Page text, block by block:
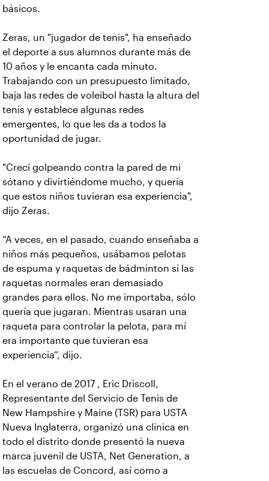
básicos.
Zeras, un "jugador de tenis", ha enseñado
el deporte a sus alumnos durante más de
10 años y le encanta cada minuto.
Trabajando con un presupuesto limitado,
baja las redes de voleibol hasta la altura del
tenis y establece algunas redes
emergentes, lo que les da a todos la
oportunidad de jugar.
"Crecí golpeando contra la pared de mi
sótano y divirtiéndome mucho, y quería
que estos niños tuvieran esa experiencia",
dijo Zeras.
“A veces, en el pasado, cuando enseñaba a
niños más pequeños, usábamos pelotas
de espuma y raquetas de bádminton si las
raquetas normales eran demasiado
grandes para ellos. No me importaba, sólo
quería que jugaran. Mientras usaran una
raqueta para controlar la pelota, para mí
era importante que tuvieran esa
experiencia”, dijo.
En el verano de 2017 , Eric Driscoll,
Representante del Servicio de Tenis de
New Hampshire y Maine (TSR) para USTA
Nueva Inglaterra, organizó una clínica en
todo el distrito donde presentó la nueva
marca juvenil de USTA, Net Generation, a
las escuelas de Concord, así como a